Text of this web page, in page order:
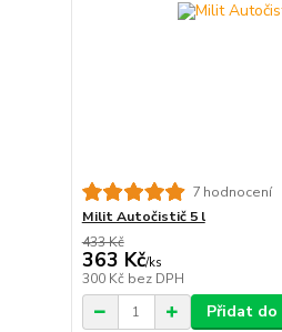
7 hodnocení
Milit Autočistič 5 l
433 Kč
363 Kč/ks
300 Kč bez DPH
Přidat do